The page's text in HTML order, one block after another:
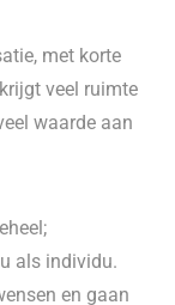
met korte
veel ruimte
waarde aan
als individu.
en gaan